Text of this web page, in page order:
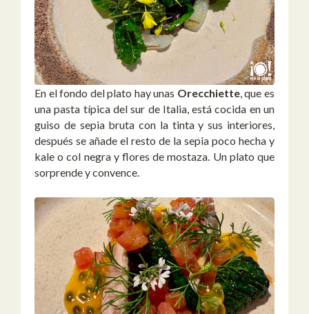
En el fondo del plato hay unas Orecchiette, que es
una pasta típica del sur de Italia, está cocida en un
guiso de sepia bruta con la tinta y sus interiores,
después se añade el resto de la sepia poco hecha y
kale o col negra y flores de mostaza. Un plato que
sorprende y convence.